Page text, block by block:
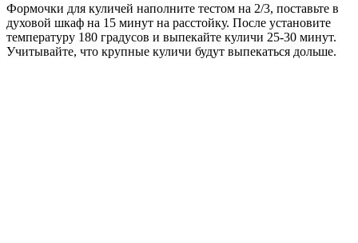
Формочки для куличей наполните тестом на 2/3, поставьте в
духовой шкаф на 15 минут на расстойку. После установите
температуру 180 градусов и выпекайте куличи 25-30 минут.
Учитывайте, что крупные куличи будут выпекаться дольше.